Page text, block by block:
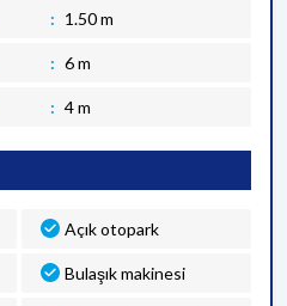
1.50 m
6 m
4 m
Açık otopark
Bulaşık makinesi